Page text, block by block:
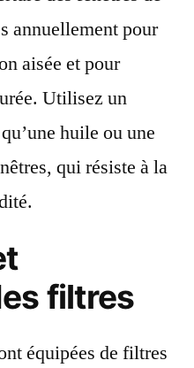
annuellement pour
aisée et pour
Utilisez un
huile ou une
qui résiste à la
filtres
équipées de filtres